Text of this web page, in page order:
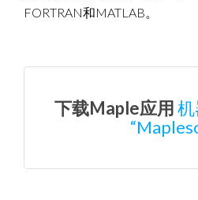
FORTRAN和MATLAB。
下载Maple应用